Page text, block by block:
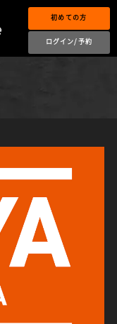
初めての方
ログイン/予約